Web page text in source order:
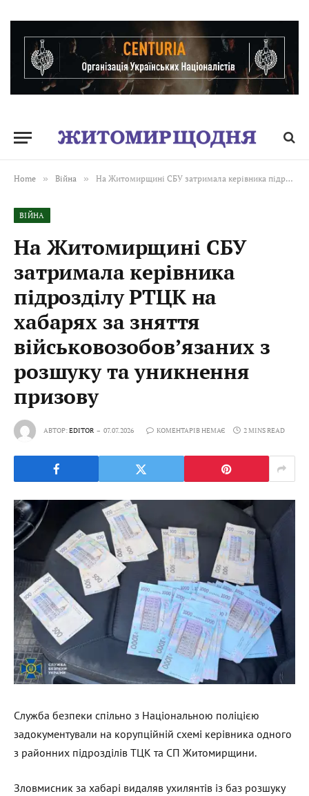
Home » Війна » На Житомирщині СБУ затримала керівника підрозділу РТЦК на хабарях за зняття військовозобов’язаних з розшуку та уникнення призову
ВІЙНА
На Житомирщині СБУ
затримала керівника
підрозділу РТЦК на
хабарях за зняття
військовозобов’язаних з
розшуку та уникнення
призову
АВТОР:EDITOR 07.07.2026 КОМЕНТАРІВ НЕМАЄ 2 MINS READ
Служба безпеки спільно з Національною поліцією
задокументували на корупційній схемі керівника одного
з районних підрозділів ТЦК та СП Житомирщини.
Зловмисник за хабарі видаляв ухилянтів із баз розшуку